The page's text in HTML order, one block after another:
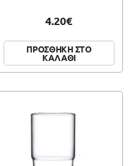
4.20€
ΠΡΟΣΘΗΚΗ ΣΤΟ
ΚΑΛΑΘΙ